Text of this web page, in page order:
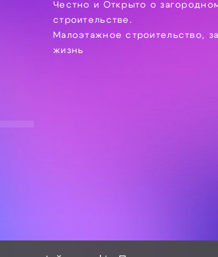
Честно и Открыто о
строительстве.
Малоэтажное строительство,
жизнь